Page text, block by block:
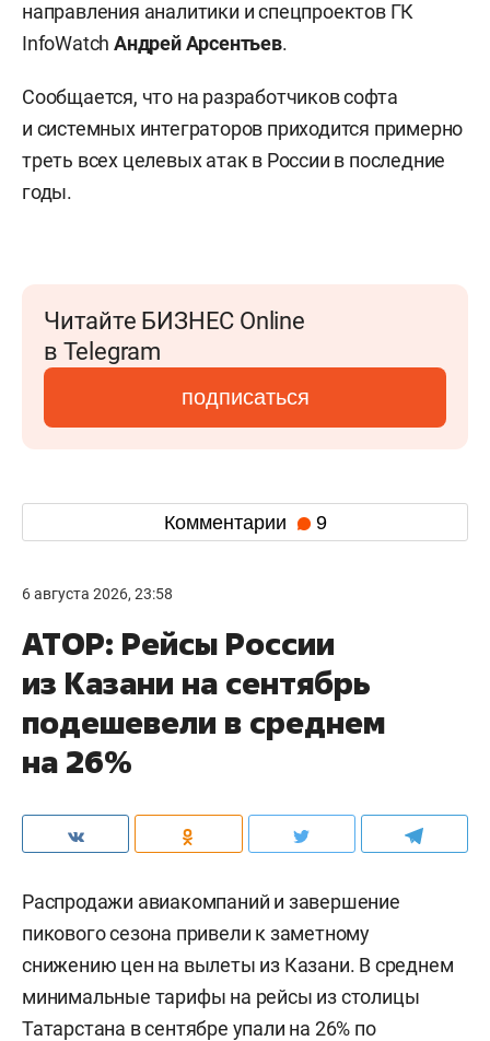
направления аналитики и спецпроектов ГК
InfoWatch Андрей Арсентьев.
Сообщается, что на разработчиков софта
и системных интеграторов приходится примерно
треть всех целевых атак в России в последние
годы.
Читайте БИЗНЕС Online
в Telegram
подписаться
Комментарии 9
6 августа 2026, 23:58
АТОР: Рейсы России
из Казани на сентябрь
подешевели в среднем
на 26%
Распродажи авиакомпаний и завершение
пикового сезона привели к заметному
снижению цен на вылеты из Казани. В среднем
минимальные тарифы на рейсы из столицы
Татарстана в сентябре упали на 26% по